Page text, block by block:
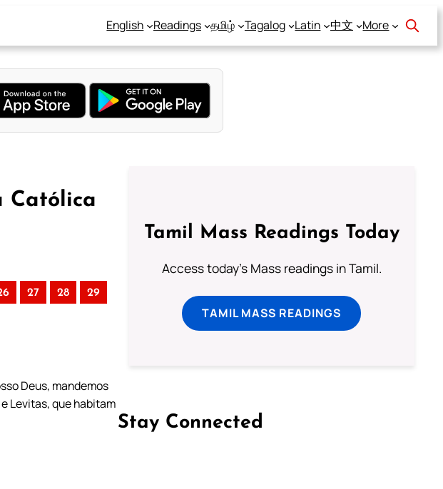
English Readings தமிழ் Tagalog Latin 中文 More
Católica
27 28 29
Deus, mandemos
Levitas, que habitam
Tamil Mass Readings Today
Access today's Mass readings in Tamil.
TAMIL MASS READINGS
Stay Connected